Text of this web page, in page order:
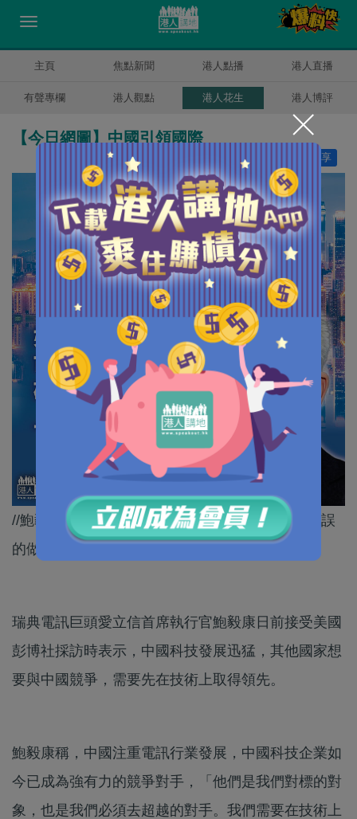
主頁 焦點新聞 港人點播 港人直播
有聲專欄 港人觀點 港人花生 港人博評
【今日網圖】中國引領國際
分享
讚好
//鮑毅康曾反對針對中國企業的禁令，認為那是錯誤
的做法。//
瑞典電訊巨頭愛立信首席執行官鮑毅康日前接受美國
彭博社採訪時表示，中國科技發展迅猛，其他國家想
要與中國競爭，需要先在技術上取得領先。
鮑毅康稱，中國注重電訊行業發展，中國科技企業如
今已成為強有力的競爭對手，「他們是我們對標的對
象，也是我們必須去超越的對手。我們需要在技術上